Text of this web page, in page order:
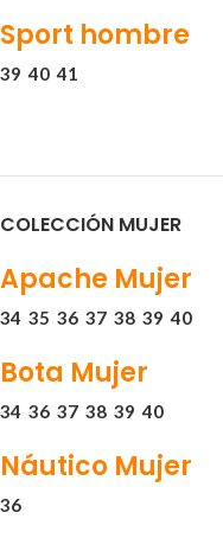
Sport hombre
39 40 41
COLECCIÓN MUJER
Apache Mujer
34 35 36 37 38 39 40
Bota Mujer
34 36 37 38 39 40
Náutico Mujer
36